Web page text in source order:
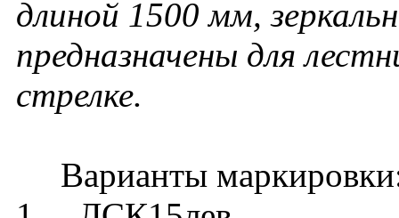
длиной 1500 мм,
предназначены для
стрелке.
Варианты